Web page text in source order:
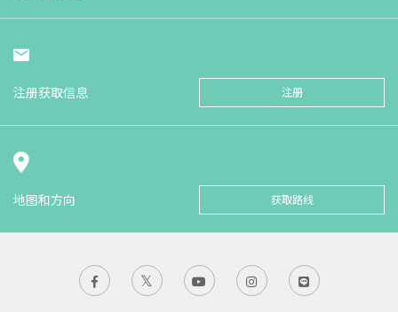
注册获取信息 注册
地图和方向 获取路线